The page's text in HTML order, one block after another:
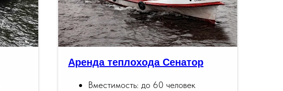
Аренда теплохода Сенатор
Вместимость: до 60 человек